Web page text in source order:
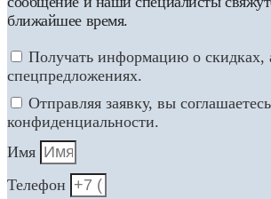
ближайшее время.
Получать информацию о скидках,
спецпредложениях.
Отправляя заявку, вы
конфиденциальности.
Имя
Телефон